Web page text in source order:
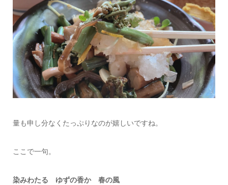
量も申し分なくたっぷりなのが嬉しいですね。
ここで一句。
染みわたる ゆずの香か 春の風